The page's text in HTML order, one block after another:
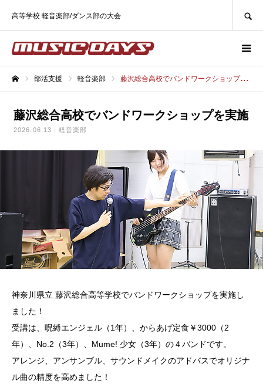
高等学校 軽音楽部/ダンス部の大会
部活支援 軽音楽部 藤沢総合高校でバンドワークショップを実施
藤沢総合高校でバンドワークショップを実施
2026.06.13 軽音楽部
神奈川県立 藤沢総合高等学校でバンドワークショップを実施し
ました！
受講は、呪縛エンジェル（1年）、からあげ定食￥3000（2
年）、No.2（3年）、Mume! 少女（3年）の４バンドです。
アレンジ、アンサンブル、サウンドメイクのアドバスでオリジナ
ル曲の精度を高めました！